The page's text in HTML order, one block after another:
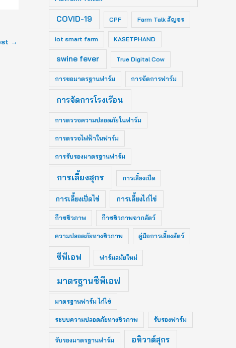
→
COVID-19 CPF Farm Talk สัญจร
iot smart farm KASETPHAND
swine fever True Digital Cow
การขอมาตรฐานฟาร์ม การจัดการฟาร์ม
การจัดการโรงเรือน
การตรวจความปลอดภัยในฟาร์ม
การตรวจไฟฟ้าในฟาร์ม
การรับรองมาตรฐานฟาร์ม
การเลี้ยงสุกร การเลี้ยงเป็ด
การเลี้ยงเป็ดไข่ การเลี้ยงไก่ไข่
ก๊าซชีวภาพ ก๊าซชีวภาพจากสัตว์
ความปลอดภัยทางชีวภาพ คู่มือการเลี้ยงสัตว์
ซีพีเอฟ ฟาร์มสมัยใหม่
มาตรฐานซีพีเอฟ
มาตรฐานฟาร์ม ไก่ไข่
ระบบความปลอดภัยทางชีวภาพ รับรองฟาร์ม
รับรองมาตรฐานฟาร์ม อหิวาต์สุกร